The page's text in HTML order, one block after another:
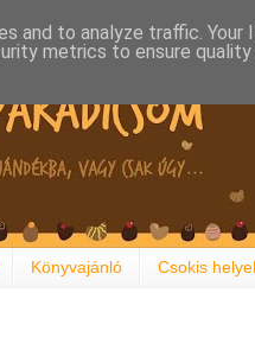
Könyvajánló Csokis
and to analyze traffic. Your
metrics to ensure